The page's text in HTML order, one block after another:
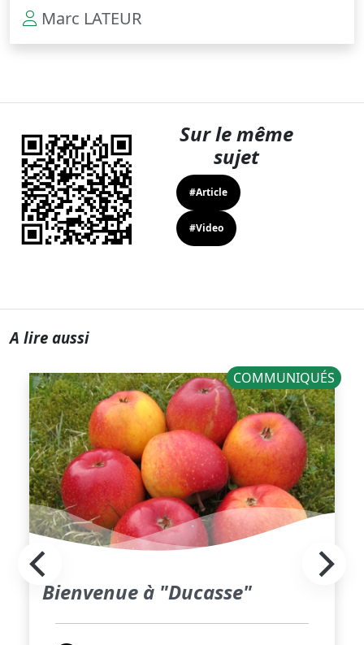
Marc LATEUR
Sur le même
sujet
#Article
#Video
A lire aussi
COMMUNIQUÉS
Bienvenue à "Ducasse"